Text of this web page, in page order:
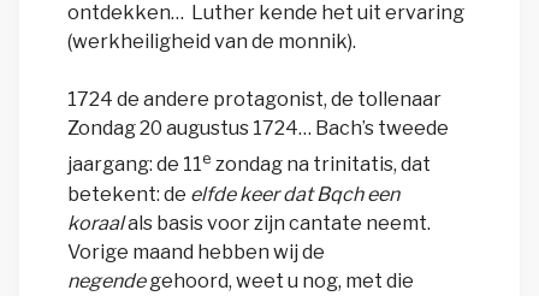
ontdekken… Luther kende het uit ervaring
(werkheiligheid van de monnik).
1724 de andere protagonist, de tollenaar
Zondag 20 augustus 1724… Bach’s tweede
jaargang: de 11e zondag na trinitatis, dat
betekent: de elfde keer dat Bqch een
koraalals basis voor zijn cantate neemt.
Vorige maand hebben wij de
negendegehoord, weet u nog, met die